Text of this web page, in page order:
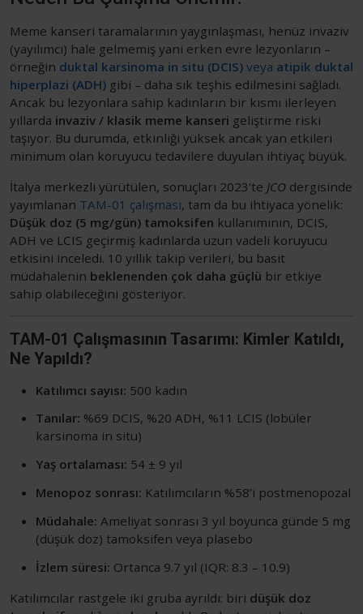
Meme kanseri taramalarının yaygınlaşması, henüz invaziv
(yayılımcı) hale gelmemiş yani erken evre lezyonların –
örneğin duktal karsinoma in situ (DCIS) veya atipik duktal
hiperplazi (ADH) gibi – daha sık teşhis edilmesini sağladı.
Ancak bu lezyonlara sahip kadınların bir kısmı ilerleyen
yıllarda invaziv / klasik meme kanseri geliştirme riski
taşıyor. Bu durumda, etkinliği yüksek ancak yan etkileri
minimum olan koruyucu tedavilere duyulan ihtiyaç büyük.
İtalya merkezli yürütülen, sonuçları 2023'te JCO dergisinde
yayımlanan TAM-01 çalışması, tam da bu ihtiyaca yönelik:
Düşük doz (5 mg/gün) tamoksifen kullanımının, DCIS,
ADH ve LCIS geçirmiş kadınlarda uzun vadeli koruyucu
etkisini inceledi. 10 yıllık takip verileri, bu basit
müdahalenin beklenenden çok daha güçlü bir etkiye
sahip olabileceğini gösteriyor.
TAM-01 Çalışmasının Tasarımı: Kimler Katıldı,
Ne Yapıldı?
Katılımcı sayısı: 500 kadın
Tanılar: %69 DCIS, %20 ADH, %11 LCIS (lobüler
karsinoma in situ)
Yaş ortalaması: 54 ± 9 yıl
Menopoz sonrası: Katılımcıların %58’i postmenopozal
Müdahale: Ameliyat sonrası 3 yıl boyunca günde 5 mg
(düşük doz) tamoksifen veya plasebo
İzlem süresi: Ortanca 9.7 yıl (IQR: 8.3 – 10.9)
Katılımcılar rastgele iki gruba ayrıldı: biri düşük doz